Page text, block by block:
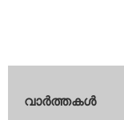
വാര്‍ത്തകള്‍